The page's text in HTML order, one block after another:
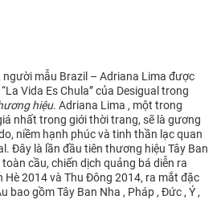
mẫu Brazil – Adriana Lima được
Vida Es Chula” của Desigual trong
hiệu. Adriana Lima , một trong
nhất trong giới thời trang, sẽ là gương
niềm hạnh phúc và tinh thần lạc quan
Đây là lần đầu tiên thương hiệu Tây Ban
cầu, chiến dịch quảng bá diễn ra
2014 và Thu Đông 2014, ra mắt đặc
bao gồm Tây Ban Nha , Pháp , Đức , Ý ,